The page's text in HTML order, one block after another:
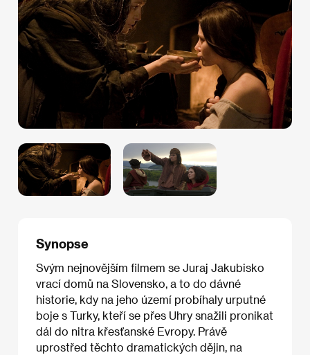
Synopse
Svým nejnovějším filmem se Juraj Jakubisko
vrací domů na Slovensko, a to do dávné
historie, kdy na jeho území probíhaly urputné
boje s Turky, kteří se přes Uhry snažili pronikat
dál do nitra křesťanské Evropy. Právě
uprostřed těchto dramatických dějin, na